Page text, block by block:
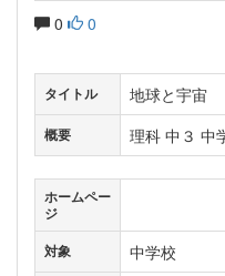
0 0
タイトル 地球と宇宙
概要 理科 中３ 中
ホームペー
ジ
対象
中学校